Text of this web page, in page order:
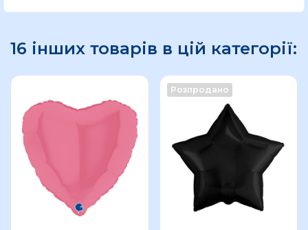
16 інших товарів в цій категорії:
Розпродано